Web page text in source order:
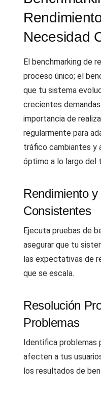
Necesidad
El benchmarking de
proceso único; el
que tu sistema
crecientes
importancia de
regularmente para
tráfico cambiantes y
óptimo a lo largo del
Rendimiento
Consistentes
Ejecuta pruebas de
asegurar que tu
las expectativas de
que se escala.
Resolución
Problemas
Identifica problemas
afecten a tus
los resultados de